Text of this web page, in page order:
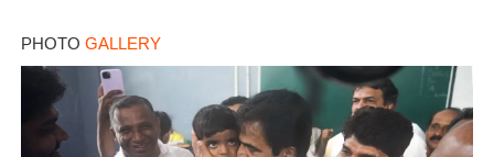
PHOTO GALLERY